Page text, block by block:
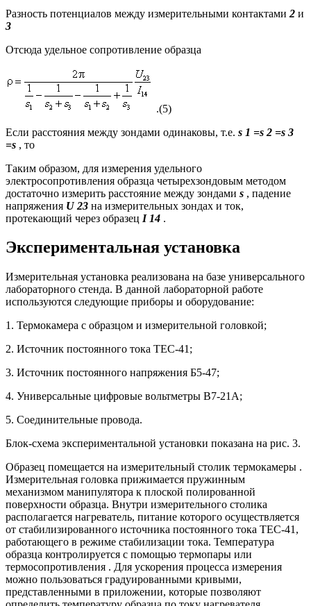
Разность потенциалов между измерительными контактами 2 и
3
Отсюда удельное сопротивление образца
.(5)
Если расстояния между зондами одинаковы, т.е. s 1 =s 2 =s 3
=s , то
Таким образом, для измерения удельного
электросопротивления образца четырехзондовым методом
достаточно измерить расстояние между зондами s , падение
напряжения U 23 на измерительных зондах и ток,
протекающий через образец I 14 .
Экспериментальная установка
Измерительная установка реализована на базе универсального
лабораторного стенда. В данной лабораторной работе
используются следующие приборы и оборудование:
1. Термокамера с образцом и измерительной головкой;
2. Источник постоянного тока ТЕС-41;
3. Источник постоянного напряжения Б5-47;
4. Универсальные цифровые вольтметры В7-21А;
5. Соединительные провода.
Блок-схема экспериментальной установки показана на рис. 3.
Образец помещается на измерительный столик термокамеры .
Измерительная головка прижимается пружинным
механизмом манипулятора к плоской полированной
поверхности образца. Внутри измерительного столика
располагается нагреватель, питание которого осуществляется
от стабилизированного источника постоянного тока ТЕС-41,
работающего в режиме стабилизации тока. Температура
образца контролируется с помощью термопары или
термосопротивления . Для ускорения процесса измерения
можно пользоваться градуированными кривыми,
представленными в приложении, которые позволяют